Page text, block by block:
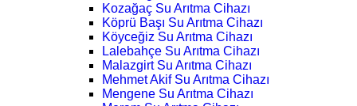
Kozağaç Su Arıtma Cihazı
Köprü Başı Su Arıtma Cihazı
Köyceğiz Su Arıtma Cihazı
Lalebahçe Su Arıtma Cihazı
Malazgirt Su Arıtma Cihazı
Mehmet Akif Su Arıtma Cihazı
Mengene Su Arıtma Cihazı